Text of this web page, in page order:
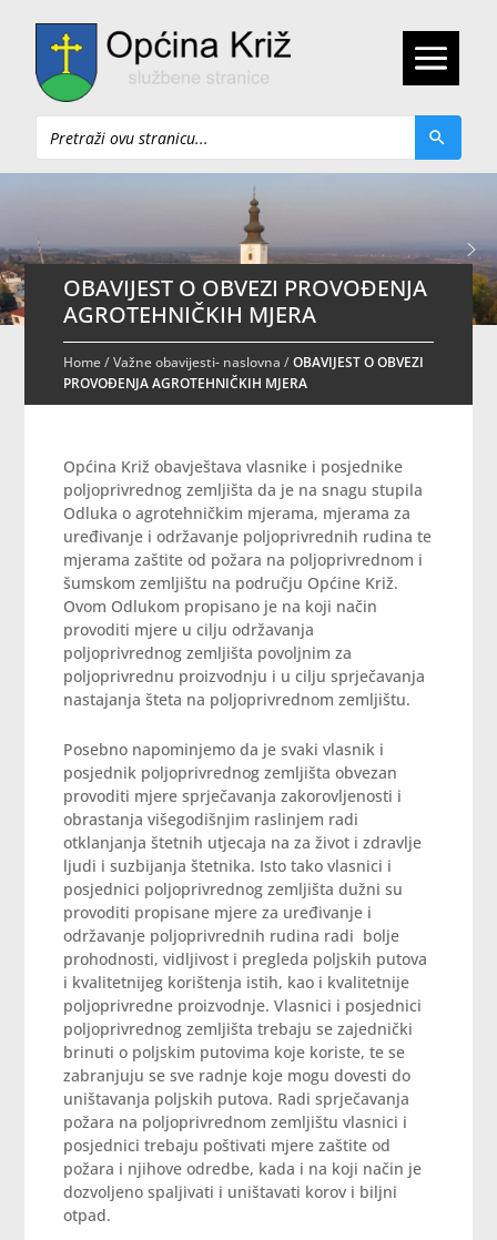
Pretraži
OBAVIJEST O OBVEZI PROVOĐENJA
AGROTEHNIČKIH MJERA
Home/Važne obavijesti- naslovna /OBAVIJEST O OBVEZI
PROVOĐENJA AGROTEHNIČKIH MJERA
Općina Križ obavještava vlasnike i posjednike
poljoprivrednog zemljišta da je na snagu stupila
Odluka o agrotehničkim mjerama, mjerama za
uređivanje i održavanje poljoprivrednih rudina te
mjerama zaštite od požara na poljoprivrednom i
šumskom zemljištu na području Općine Križ.
Ovom Odlukom propisano je na koji način
provoditi mjere u cilju održavanja
poljoprivrednog zemljišta povoljnim za
poljoprivrednu proizvodnju i u cilju sprječavanja
nastajanja šteta na poljoprivrednom zemljištu.
Posebno napominjemo da je svaki vlasnik i
posjednik poljoprivrednog zemljišta obvezan
provoditi mjere sprječavanja zakorovljenosti i
obrastanja višegodišnjim raslinjem radi
otklanjanja štetnih utjecaja na za život i zdravlje
ljudi i suzbijanja štetnika. Isto tako vlasnici i
posjednici poljoprivrednog zemljišta dužni su
provoditi propisane mjere za uređivanje i
održavanje poljoprivrednih rudina radi bolje
prohodnosti, vidljivost i pregleda poljskih putova
i kvalitetnijeg korištenja istih, kao i kvalitetnije
poljoprivredne proizvodnje. Vlasnici i posjednici
poljoprivrednog zemljišta trebaju se zajednički
brinuti o poljskim putovima koje koriste, te se
zabranjuju se sve radnje koje mogu dovesti do
uništavanja poljskih putova. Radi sprječavanja
požara na poljoprivrednom zemljištu vlasnici i
posjednici trebaju poštivati mjere zaštite od
požara i njihove odredbe, kada i na koji način je
dozvoljeno spaljivati i uništavati korov i biljni
otpad.